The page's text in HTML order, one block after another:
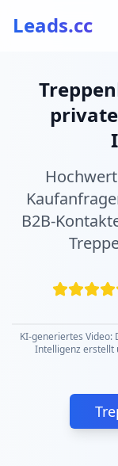
Leads.cc
B2B-
KI-generiertes Video:
Intelligenz erstellt